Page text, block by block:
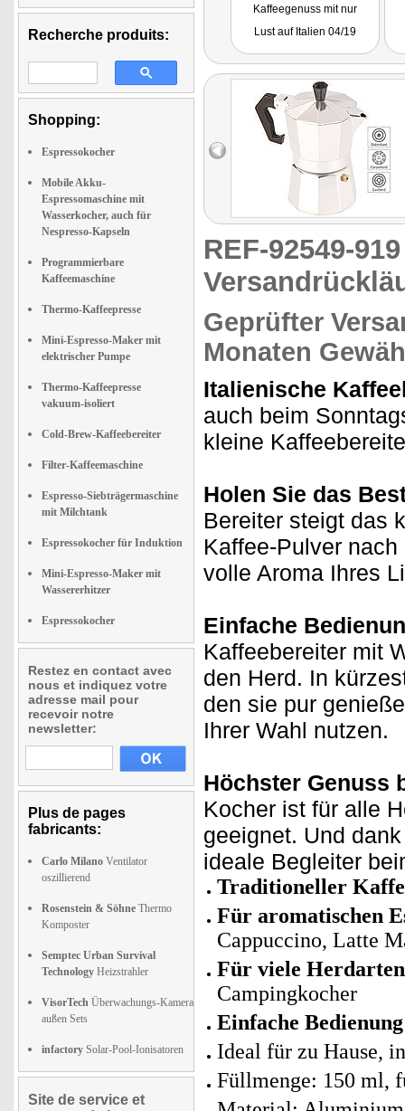
Recherche produits:
Shopping:
Espressokocher
Mobile Akku-
Espressomaschine mit
Wasserkocher, auch für
Nespresso-Kapseln
Programmierbare
Kaffeemaschine
Thermo-Kaffeepresse
Mini-Espresso-Maker mit
elektrischer Pumpe
Thermo-Kaffeepresse
vakuum-isoliert
Cold-Brew-Kaffeebereiter
Filter-Kaffeemaschine
Espresso-Siebträgermaschine
mit Milchtank
Espressokocher für Induktion
Mini-Espresso-Maker mit
Wassererhitzer
Espressokocher
Restez en contact avec
nous et indiquez votre
adresse mail pour
recevoir notre
newsletter:
Plus de pages
fabricants:
Carlo Milano Ventilator
oszillierend
Rosenstein & Söhne Thermo
Komposter
Semptec Urban Survival
Technology Heizstrahler
VisorTech Überwachungs-Kamera
außen Sets
infactory Solar-Pool-Ionisatoren
Site de service et
Kaffeegenuss mit nur
Getestet wurde NX-9256.
Lust auf Italien 04/19
REF-92549-
Geprüfter
Monaten
Italienische
auch beim
kleine
Holen Sie das
Bereiter steigt das
Kaffee-Pulver
volle Aroma Ihres
Einfache
Kaffeebereiter mit
den Herd. In
den sie pur
Ihrer Wahl nutzen.
Höchster Genuss
Kocher ist für alle
geeignet. Und
ideale Begleiter
Traditioneller
Für aromatischen
Cappuccino, Latte
Für viele
Campingkocher
Einfache
Ideal für zu Hause,
Füllmenge: 150 ml,